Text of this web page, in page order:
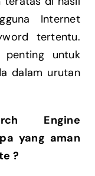
Internet
tertentu.
penting untuk
dalam urutan
Engine
yang aman
?